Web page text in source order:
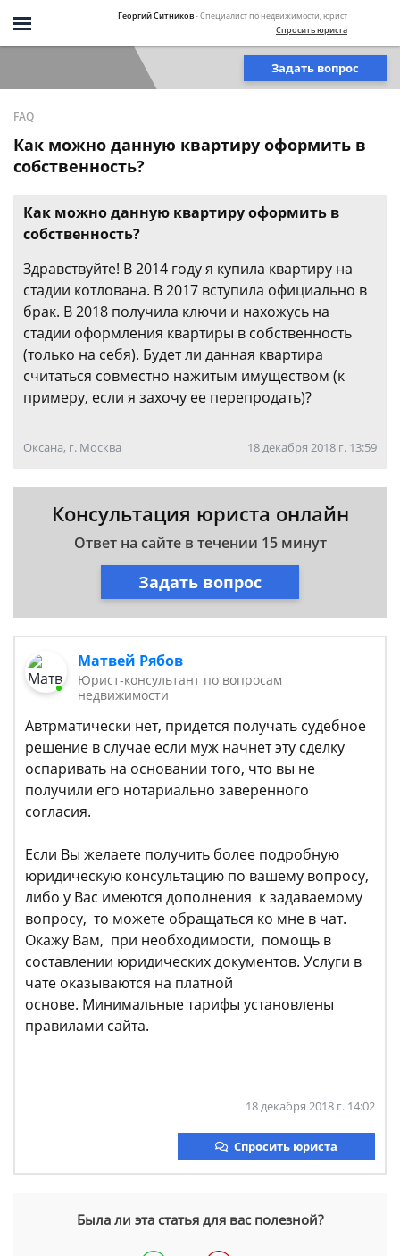
Георгий Ситников- Специалист по недвижимости, юрист
Спросить юриста
Задать вопрос
FAQ
Как можно данную квартиру оформить в
собственность?
Как можно данную квартиру оформить в
собственность?
Здравствуйте! В 2014 году я купила квартиру на
стадии котлована. В 2017 вступила официально в
брак. В 2018 получила ключи и нахожусь на
стадии оформления квартиры в собственность
(только на себя). Будет ли данная квартира
считаться совместно нажитым имуществом (к
примеру, если я захочу ее перепродать)?
Оксана, г. Москва 18 декабря 2018 г. 13:59
Консультация юриста онлайн
Ответ на сайте в течении 15 минут
Задать вопрос
Матвей Рябов
Юрист-консультант по вопросам
недвижимости
Автрматически нет, придется получать судебное
решение в случае если муж начнет эту сделку
оспаривать на основании того, что вы не
получили его нотариально заверенного
согласия.
Если Вы желаете получить более подробную
юридическую консультацию по вашему вопросу,
либо у Вас имеются дополнения к задаваемому
вопросу, то можете обращаться ко мне в чат.
Окажу Вам, при необходимости, помощь в
составлении юридических документов. Услуги в
чате оказываются на платной
основе. Минимальные тарифы установлены
правилами сайта.
18 декабря 2018 г. 14:02
Спросить юриста
Была ли эта статья для вас полезной?